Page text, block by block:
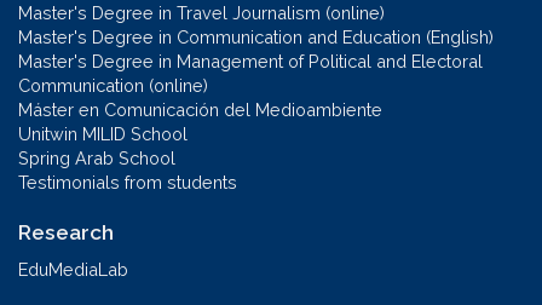
Master's Degree in Travel Journalism (online)
Master's Degree in Communication and Education (English)
Master's Degree in Management of Political and Electoral
Communication (online)
Máster en Comunicación del Medioambiente
Unitwin MILID School
Spring Arab School
Testimonials from students
Research
EduMediaLab